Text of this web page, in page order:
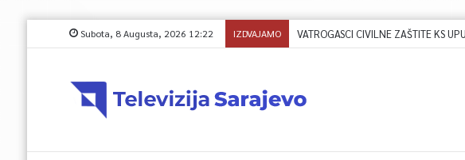
Subota, 8 Augusta, 2026 12:22 IZDVAJAMO VATROGASCI CIVILNE ZAŠTITE KS